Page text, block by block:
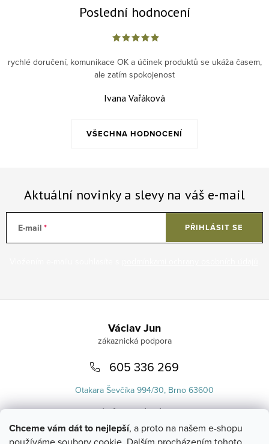
Chceme vám dát to nejlepší, a proto na našem e-shopu
Poslední hodnocení
VŠECHNA HODNOCENÍ
rychlé doručení, komunikace OK a účinek produktů se ukáža časem,
ale zatím spokojenost
Ivana Vařáková
Aktuální novinky a slevy na váš e-mail
E-mail PŘIHLÁSIT SE
Václav Jun
605 336 269
Otakara Ševčíka 994/30, Brno 63600
info@uvlasku.cz